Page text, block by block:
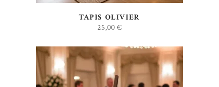
TAPIS OLIVIER
25,00€